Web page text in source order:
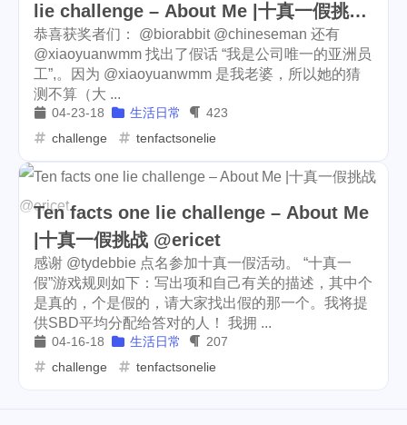
isaias 1 flow 4
kindergarten 1 dc 1
alpaca 4
fathers-day 1 uber
banano 2 mining 5 revoke 2
rarity-manifested 3 ens 3
vacation 1 daily-report
wildfire 1 aurory 1
mcdonalds 4 keybase 7
annapolis 1 work
lie challenge – About Me |十真一假挑战
@ericet
恭喜获奖者们： @biorabbit @chineseman 还有
@xiaoyuanwmm 找出了假话 “我是公司唯一的亚洲员
工”,。因为 @xiaoyuanwmm 是我老婆，所以她的猜
测不算（大 ...
04-23-18 生活日常
423
challenge
tenfactsonelie
Ten facts one lie challenge – About Me
|十真一假挑战 @ericet
感谢 @tydebbie 点名参加十真一假活动。 “十真一
假”游戏规则如下：写出项和自己有关的描述，其中个
是真的，个是假的，请大家找出假的那一个。我将提
供SBD平均分配给答对的人！ 我拥 ...
04-16-18 生活日常
207
challenge
tenfactsonelie